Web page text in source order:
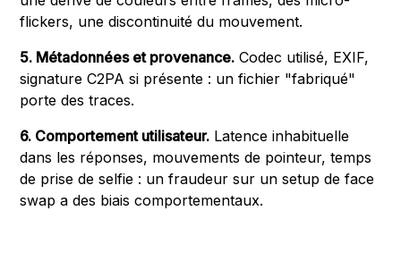
flickers, une discontinuité du mouvement.
5. Métadonnées et provenance. Codec utilisé, EXIF,
signature C2PA si présente : un fichier "fabriqué"
porte des traces.
6. Comportement utilisateur. Latence inhabituelle
dans les réponses, mouvements de pointeur, temps
de prise de selfie : un fraudeur sur un setup de face
swap a des biais comportementaux.